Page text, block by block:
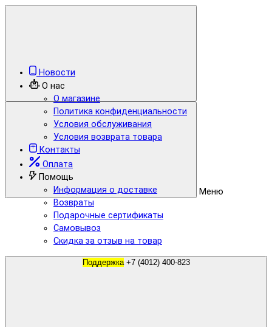
Меню
Новости
О нас
О магазине
Политика конфиденциальности
Условия обслуживания
Условия возврата товара
Контакты
Оплата
Помощь
Информация о доставке
Возвраты
Подарочные сертификаты
Самовывоз
Скидка за отзыв на товар
Поддержка +7 (4012) 400-823